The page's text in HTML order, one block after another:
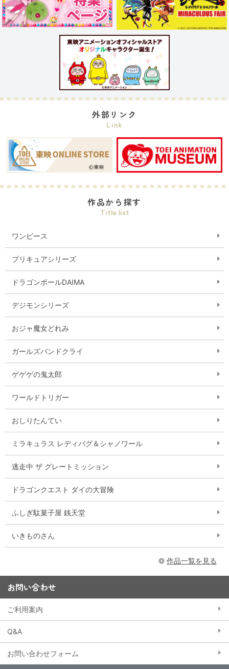
外部リンク
Link
作品から探す
Title list
ワンピース
プリキュアシリーズ
ドラゴンボールDAIMA
デジモンシリーズ
おジャ魔女どれみ
ガールズバンドクライ
ゲゲゲの鬼太郎
ワールドトリガー
おしりたんてい
ミラキュラス レディバグ＆シャノワール
逃走中 ザ グレートミッション
ドラゴンクエスト ダイの大冒険
ふしぎ駄菓子屋 銭天堂
いきものさん
作品一覧を見る
お問い合わせ
ご利用案内
Q&A
お問い合わせフォーム